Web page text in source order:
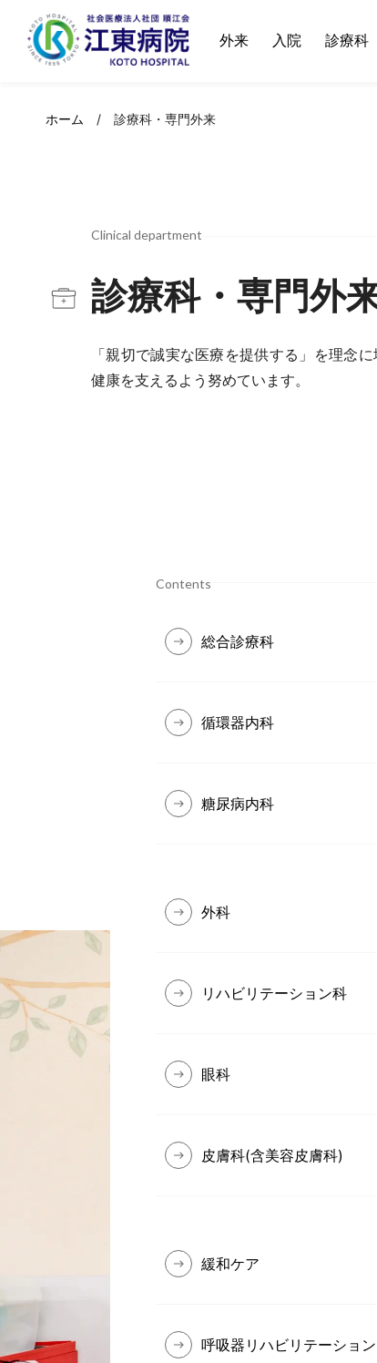
content
外来 入院 診療科
ホーム / 診療科・専門外来
Clinical department
診療科・専門外
「親切で誠実な医療を提供する」を理念
健康を支えるよう努めています。
Contents
総合診療科
循環器内科
糖尿病内科
外科
リハビリテーション科
眼科
皮膚科(含美容皮膚科)
緩和ケア
呼吸器リハビリテーション